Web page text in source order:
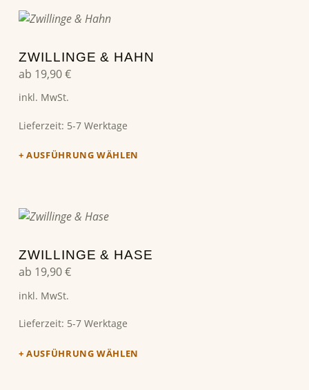
ZWILLINGE & HAHN
ab 19,90€
inkl. MwSt.
Lieferzeit: 5-7 Werktage
AUSFÜHRUNG WÄHLEN
Dieses Produkt weist mehrere Varianten auf. Die Optionen können auf der Produktseite gewählt werden
ZWILLINGE & HASE
ab 19,90€
inkl. MwSt.
Lieferzeit: 5-7 Werktage
AUSFÜHRUNG WÄHLEN
Dieses Produkt weist mehrere Varianten auf. Die Optionen können auf der Produktseite gewählt werden